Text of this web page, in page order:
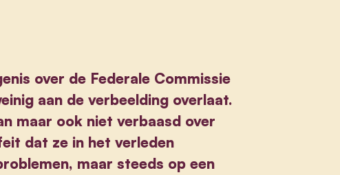
over de Federale Commissie
aan de verbeelding overlaat.
maar ook niet verbaasd over
dat ze in het verleden
maar steeds op een